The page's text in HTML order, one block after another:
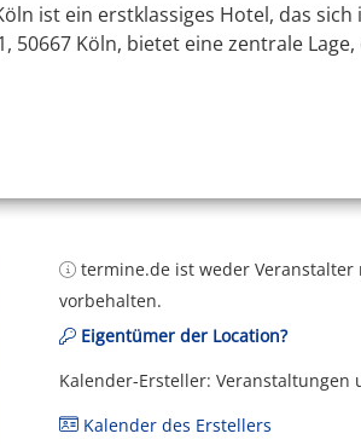
ist ein erstklassiges Hotel, das
50667 Köln, bietet eine zentrale Lage,
termine.de ist weder Veranstalter
vorbehalten.
Eigentümer der Location?
Kalender-Ersteller: Veranstaltungen
Kalender des Erstellers